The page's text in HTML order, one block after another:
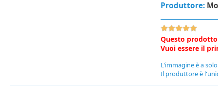
Produttore:
Questo
Vuoi essere il
L'immagine è a
Il produttore è